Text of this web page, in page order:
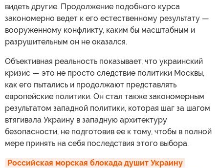
видеть другие. Продолжение подобного курса
закономерно ведет к его естественному результату —
вооруженному конфликту, каким бы масштабным и
разрушительным он не оказался.
Объективная реальность показывает, что украинский
кризис — это не просто следствие политики Москвы,
как его пытались и продолжают представлять
европейские политики. Он стал также закономерным
результатом западной политики, которая шаг за шагом
втягивала Украину в западную архитектуру
безопасности, не подготовив ее к тому, чтобы в полной
мере принять на себя последствия этого выбора.
Российская морская блокада душит Украину